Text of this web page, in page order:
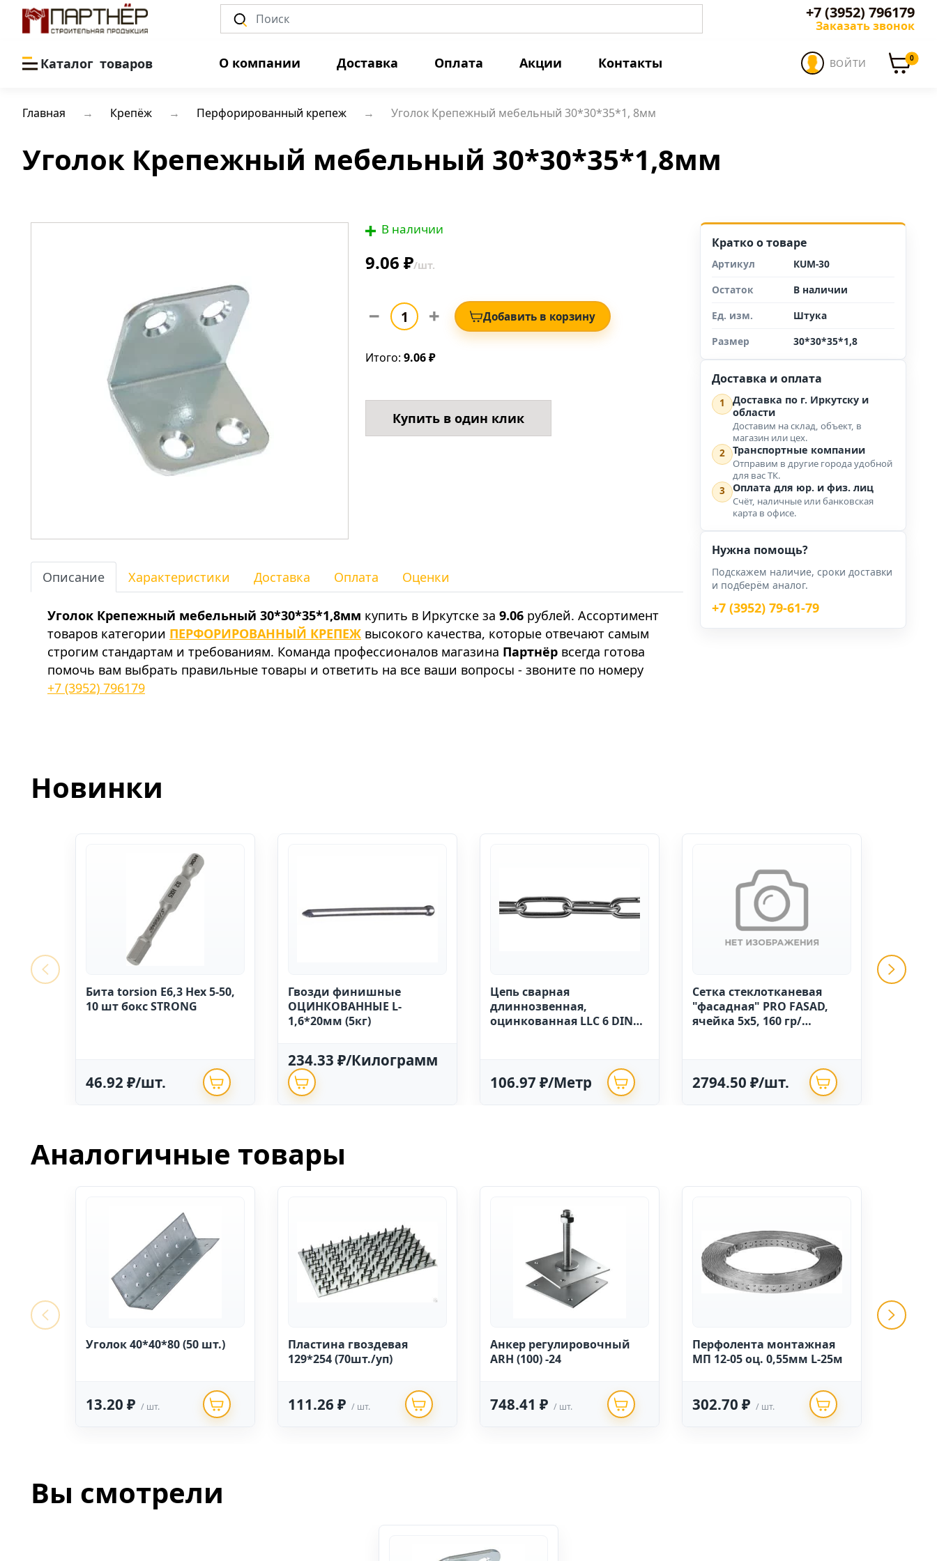
+7 (3952) 796179
Заказать звонок
Каталог товаров О компании Доставка Оплата Акции Контакты ВОЙТИ 0
Главная Крепёж Перфорированный крепеж Уголок Крепежный мебельный 30*30*35*1, 8мм
Уголок Крепежный мебельный 30*30*35*1,8мм
В наличии
9.06 ₽/шт.
Добавить в корзину
Итого: 9.06 ₽
Купить в один клик
Описание Характеристики Доставка Оплата Оценки
Уголок Крепежный мебельный 30*30*35*1,8мм купить в Иркутске за 9.06 рублей. Ассортимент
товаров категории ПЕРФОРИРОВАННЫЙ КРЕПЕЖ высокого качества, которые отвечают самым
строгим стандартам и требованиям. Команда профессионалов магазина Партнёр всегда готова
помочь вам выбрать правильные товары и ответить на все ваши вопросы - звоните по номеру
+7 (3952) 796179
Кратко о товаре
Артикул
КUM-30
Остаток
В наличии
Ед. изм.
Штука
Размер
30*30*35*1,8
Доставка и оплата
1
Доставка по г. Иркутску и
области
Доставим на склад, объект, в
магазин или цех.
2
Транспортные компании
Отправим в другие города удобной
для вас ТК.
3
Оплата для юр. и физ. лиц
Счёт, наличные или банковская
карта в офисе.
Нужна помощь?
Подскажем наличие, сроки доставки
и подберём аналог.
+7 (3952) 79-61-79
Новинки
Бита torsion E6,3 Hex 5-50,
10 шт бокс STRONG
46.92 ₽/шт.
Гвозди финишные
ОЦИНКОВАННЫЕ L-
1,6*20мм (5кг)
234.33 ₽/Килограмм
Цепь сварная
длиннозвенная,
оцинкованная LLC 6 DIN
106.97 ₽/Метр
Сетка стеклотканевая
"фасадная" PRO FASAD,
ячейка 5х5, 160 гр/
2794.50 ₽/шт.
Аналогичные товары
Уголок 40*40*80 (50 шт.)
13.20 ₽ / шт.
Пластина гвоздевая
129*254 (70шт./уп)
111.26 ₽ / шт.
Анкер регулировочный
ARH (100) -24
748.41 ₽ / шт.
Перфолента монтажная
МП 12-05 оц. 0,55мм L-25м
302.70 ₽ / шт.
Вы смотрели